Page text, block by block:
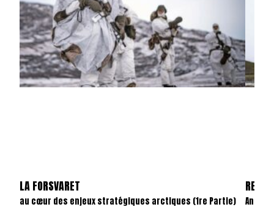
LA FORSVARET
au cœur des enjeux stratégiques arctiques (1re Partie)